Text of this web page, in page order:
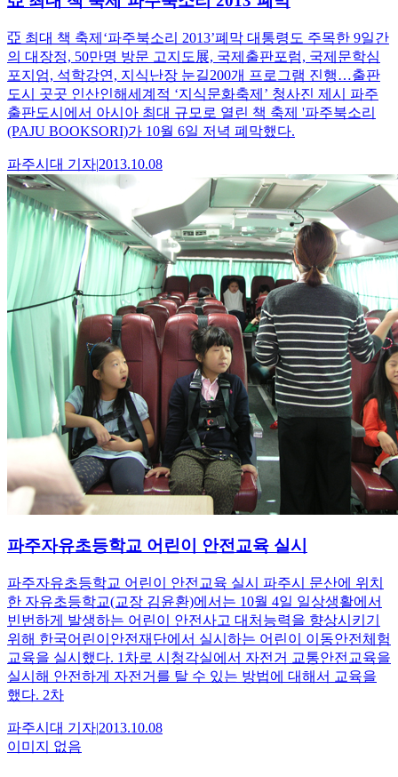
亞 최대 책 축제‘파주북소리 2013’폐막 대통령도 주목한 9일간
의 대장정, 50만명 방문 고지도展, 국제출판포럼, 국제문학심
포지엄, 석학강연, 지식난장 눈길200개 프로그램 진행…출판
도시 곳곳 인산인해세계적 ‘지식문화축제’ 청사진 제시 파주
출판도시에서 아시아 최대 규모로 열린 책 축제 '파주북소리
(PAJU BOOKSORI)가 10월 6일 저녁 폐막했다.
파주시대 기자|2013.10.08
파주자유초등학교 어린이 안전교육 실시
파주자유초등학교 어린이 안전교육 실시 파주시 문산에 위치
한 자유초등학교(교장 김윤환)에서는 10월 4일 일상생활에서
빈번하게 발생하는 어린이 안전사고 대처능력을 향상시키기
위해 한국어린이안전재단에서 실시하는 어린이 이동안전체험
교육을 실시했다. 1차로 시청각실에서 자전거 교통안전교육을
실시해 안전하게 자전거를 탈 수 있는 방법에 대해서 교육을
했다. 2차
파주시대 기자|2013.10.08
이미지 없음